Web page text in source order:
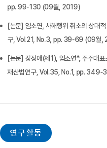
pp. 99-130 (09월, 2019)
[논문] 임소연, 사해행위 취소의 상대
구, Vol.21, No.3, pp. 39-69 (09월,
[논문] 장정애(제1), 임소연*, 주주대표
재산법연구, Vol.35, No.1, pp.
연구활동